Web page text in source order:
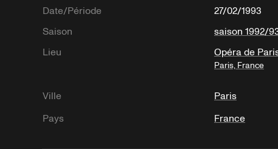
Date/Période
27/02/1993
Saison
saison 1992/
Lieu
Opéra de
Paris, France
Ville
Paris
Pays
France